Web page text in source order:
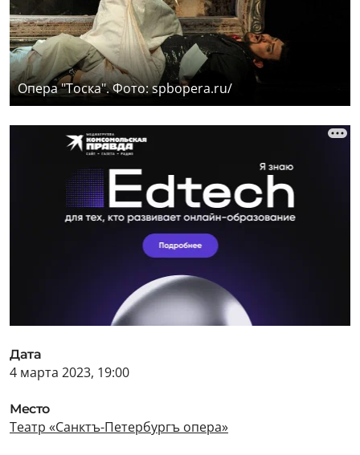
Опера "Тоска". Фото: spbopera.ru/
Дата
4 марта 2023, 19:00
Место
Театр «Санктъ-Петербургъ опера»